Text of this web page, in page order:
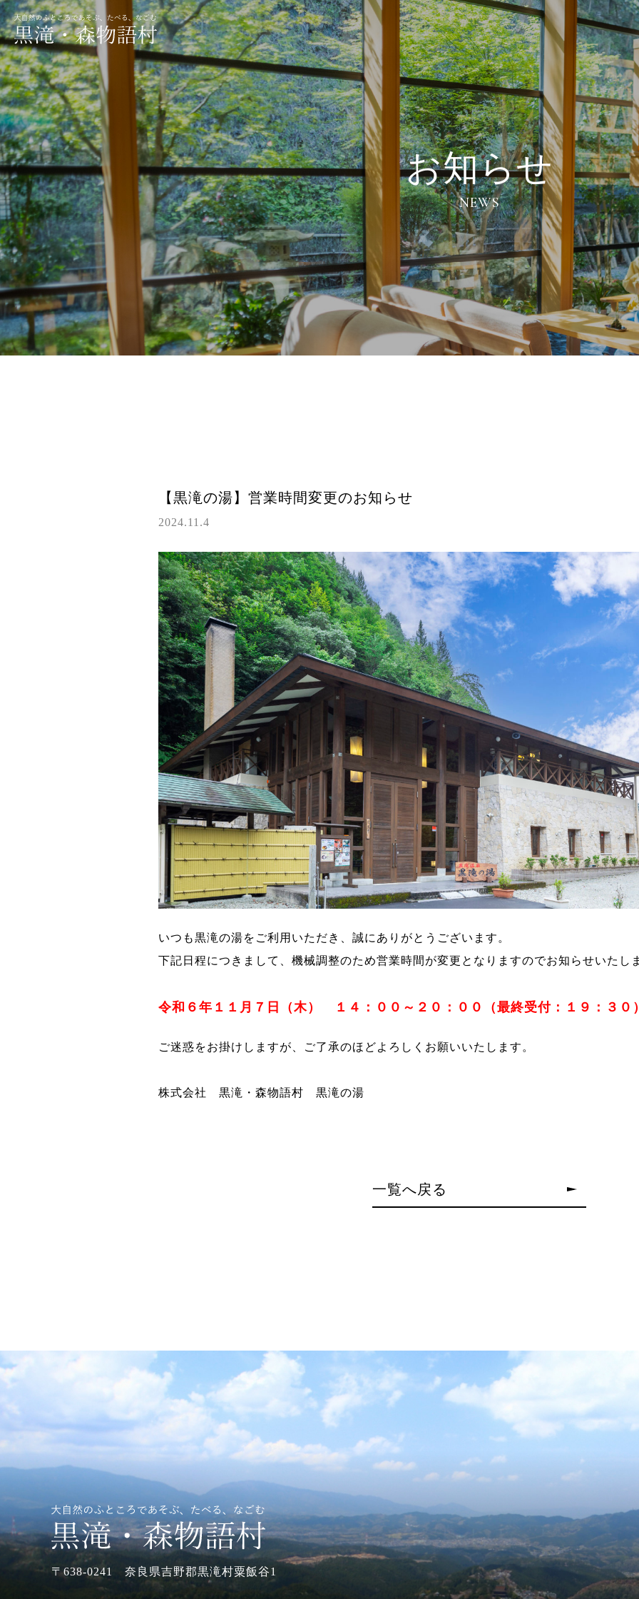
お知らせ
NEWS
【黒滝の湯】営業時間変更のお知らせ
2024.11.4
いつも黒滝の湯をご利用いただき、誠にありがとうございます。
下記日程につきまして、機械調整のため営業時間が変更となりますのでお知らせいたし
令和６年１１月７日（木） １４：００～２０：００（最終受付：１９：３０）
ご迷惑をお掛けしますが、ご了承のほどよろしくお願いいたします。
株式会社 黒滝・森物語村 黒滝の湯
一覧へ戻る
〒638-0241 奈良県吉野郡黒滝村粟飯谷1